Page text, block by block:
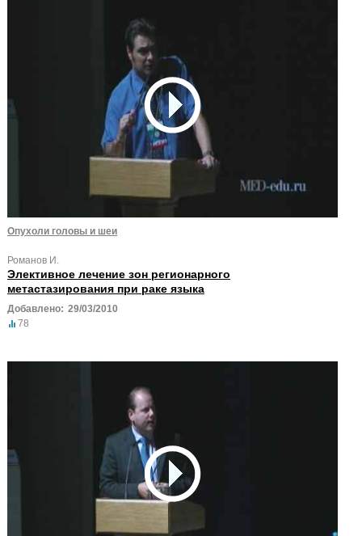
Опухоли головы и шеи
Романов И.
Элективное лечение зон регионарного
метастазирования при раке языка
Добавлено: 29/03/2010
78